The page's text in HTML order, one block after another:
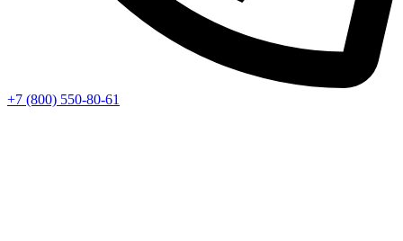
+7 (800) 550-80-61